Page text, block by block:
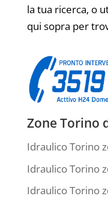
la tua ricerca, o
qui sopra per
Zone Torino
Idraulico Torino
Idraulico Torino
Idraulico Torino